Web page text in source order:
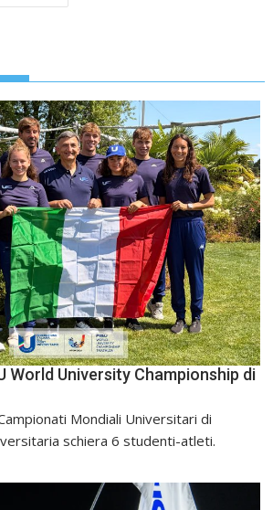
World University Championship di
Mondiali Universitari di
schiera 6 studenti-atleti.